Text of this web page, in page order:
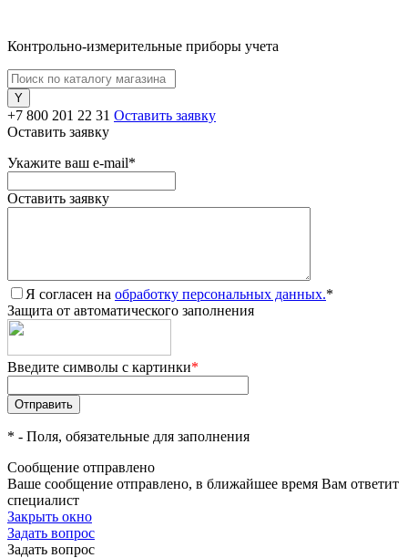
Контрольно-измерительные приборы учета
+7 800 201 22 31 Оставить заявку
Оставить заявку
Укажите ваш e-mail*
Оставить заявку
Я согласен на обработку персональных данных.*
Защита от автоматического заполнения
Введите символы с картинки*
* - Поля, обязательные для заполнения
Сообщение отправлено
Ваше сообщение отправлено, в ближайшее время Вам ответит
специалист
Закрыть окно
Задать вопрос
Задать вопрос